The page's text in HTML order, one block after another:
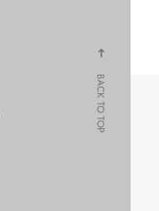
BACK TO TOP